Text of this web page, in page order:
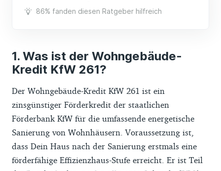
86% fanden diesen Ratgeber hilfreich
Was ist der Wohngebäude-
Kredit KfW 261?
Der Wohngebäude-Kredit KfW 261 ist ein
zinsgünstiger Förderkredit der staatlichen
Förderbank KfW für die umfassende energetische
Sanierung von Wohnhäusern. Voraussetzung ist,
dass Dein Haus nach der Sanierung erstmals eine
förderfähige Effizienzhaus-Stufe erreicht. Er ist Teil